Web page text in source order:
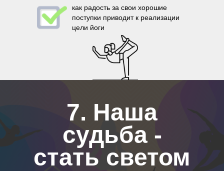
как радость за свои хорошие
поступки приводит к реализации
цели йоги
7. Наша
судьба -
стать светом